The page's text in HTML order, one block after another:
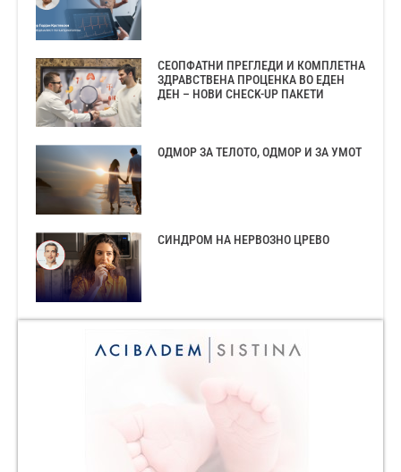
СЕОПФАТНИ ПРЕГЛЕДИ И КОМПЛЕТНА
ЗДРАВСТВЕНА ПРОЦЕНКА ВО ЕДЕН
ДЕН – НОВИ CHECK-UP ПАКЕТИ
ОДМОР ЗА ТЕЛОТО, ОДМОР И ЗА УМОТ
СИНДРОМ НА НЕРВОЗНО ЦРЕВО